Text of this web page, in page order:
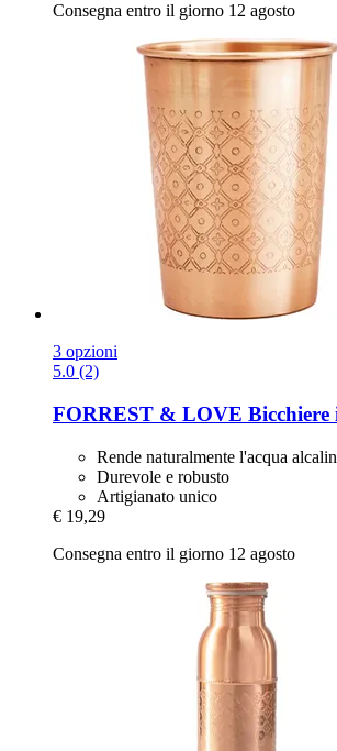
Consegna entro il giorno 12 agosto
3 opzioni
5.0 (2)
FORREST & LOVE Bicchiere
Rende naturalmente l'acqua
Durevole e robusto
Artigianato unico
€ 19,29
Consegna entro il giorno 12 agosto